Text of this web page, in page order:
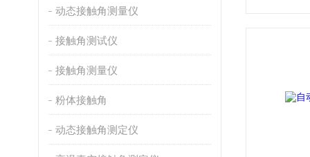
动态接触角测量仪
接触角测试仪
接触角测量仪
粉体接触角
动态接触角测定仪